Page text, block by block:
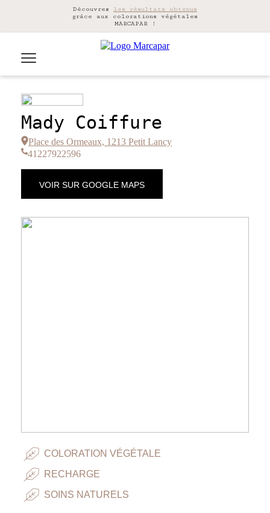
Découvrez les résultats obtenus
grâce aux colorations végétales
MARCAPAR !
Mady Coiffure
Place des Ormeaux, 1213 Petit Lancy
41227922596
VOIR SUR GOOGLE MAPS
COLORATION VÉGÉTALE
RECHARGE
SOINS NATURELS